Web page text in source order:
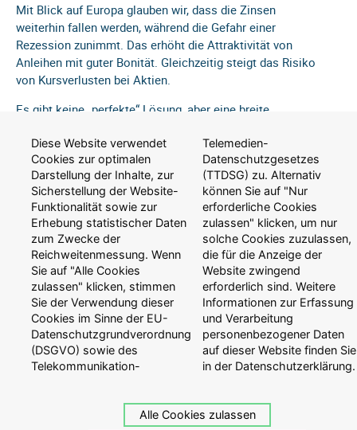
Mit Blick auf Europa glauben wir, dass die Zinsen
weiterhin fallen werden, während die Gefahr einer
Rezession zunimmt. Das erhöht die Attraktivität von
Anleihen mit guter Bonität. Gleichzeitig steigt das Risiko
von Kursverlusten bei Aktien.
Es gibt keine „perfekte“ Lösung, aber eine breite
unsere Guliver Demografie Wachstum und Guliver
Demografie Sicherheit, bieten Ihnen die Möglichkeit, in
verschiedene Anlageklassen wie Aktien, Anleihen, Gold
und Immobilien zu investieren – bequem, transparent und
steuerlich attraktiv.
Bitte vermeiden Sie Spekulationen und riskante
Investments wie Kryptowährungen. Denken Sie langfristig
und bleiben Sie Ihrer Anlagestrategie treu.
Abschließend wünsche ich Ihnen und Ihren Liebsten eine
besinnliche Adventszeit, ein frohes Weihnachtsfest und
einen guten Rutsch ins neue Jahr.
Diese Website verwendet
Cookies zur optimalen
Darstellung der Inhalte, zur
Sicherstellung der Website-
Funktionalität sowie zur
Erhebung statistischer Daten
zum Zwecke der
Reichweitenmessung. Wenn
Sie auf "Alle Cookies
zulassen" klicken, stimmen
Sie der Verwendung dieser
Cookies im Sinne der EU-
Datenschutzgrundverordnung
(DSGVO) sowie des
Telekommunikation-
Telemedien-
Datenschutzgesetzes
(TTDSG) zu. Alternativ
können Sie auf "Nur
erforderliche Cookies
zulassen" klicken, um nur
solche Cookies zuzulassen,
die für die Anzeige der
Website zwingend
erforderlich sind. Weitere
Informationen zur Erfassung
und Verarbeitung
personenbezogener Daten
auf dieser Website finden Sie
in der Datenschutzerklärung.
Alle Cookies zulassen